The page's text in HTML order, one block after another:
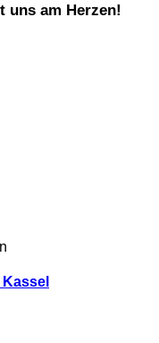
uns am Herzen!